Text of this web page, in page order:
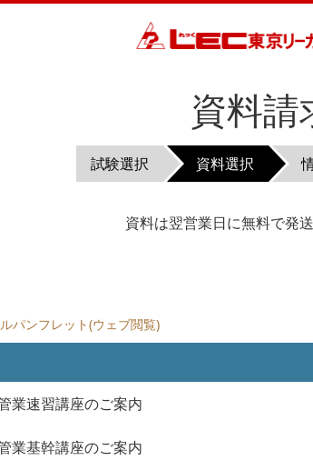
資料請
試験選択 資料選択
資料は翌営業日に無料で発
パンフレット(ウェブ閲覧)
業速習講座のご案内
業基幹講座のご案内